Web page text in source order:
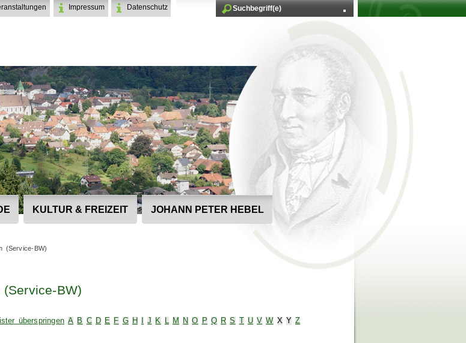
Impressum Datenschutz
KULTUR & FREIZEIT JOHANN PETER HEBEL
(Service-BW)
BW)
überspringen A B C D E F G H J K L M N O P Q R S U V W X Y Z